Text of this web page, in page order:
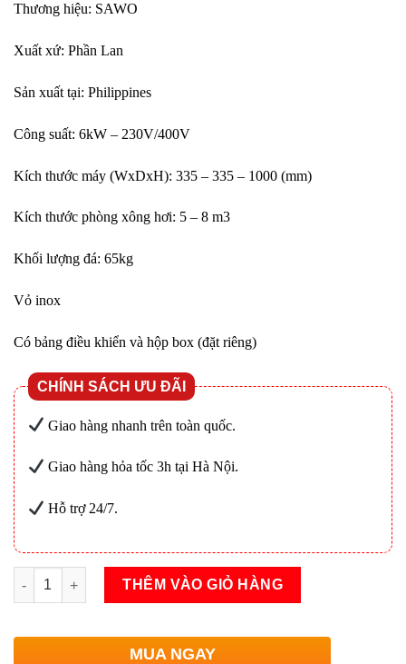
Thương hiệu: SAWO
Xuất xứ: Phần Lan
Sản xuất tại: Philippines
Công suất: 6kW – 230V/400V
Kích thước máy (WxDxH): 335 – 335 – 1000 (mm)
Kích thước phòng xông hơi: 5 – 8 m3
Khối lượng đá: 65kg
Vỏ inox
Có bảng điều khiển và hộp box (đặt riêng)
CHÍNH SÁCH ƯU ĐÃI
Giao hàng nhanh trên toàn quốc.
Giao hàng hỏa tốc 3h tại Hà Nội.
Hỗ trợ 24/7.
Máy xông hơi khô SAWO trụ vát góc 6kW số lượng
THÊM VÀO GIỎ HÀNG
MUA NGAY